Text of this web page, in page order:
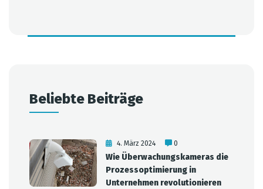
Beliebte Beiträge
4. März 2024 0
Wie Überwachungskameras die
Prozessoptimierung in
Unternehmen revolutionieren